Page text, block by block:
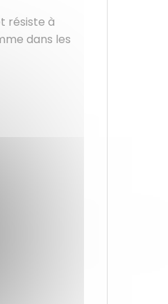
résiste à
dans les